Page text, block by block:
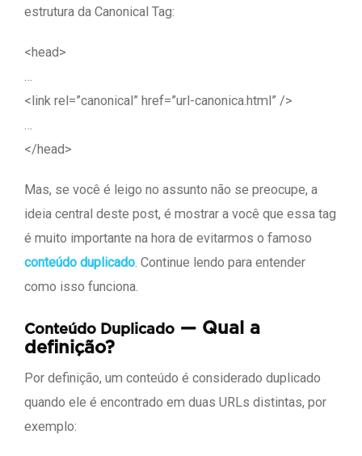
estrutura da Canonical Tag:
<head>
…
<link rel=”canonical” href=”url-canonica.html” />
…
</head>
Mas, se você é leigo no assunto não se preocupe, a
ideia central deste post, é mostrar a você que essa tag
é muito importante na hora de evitarmos o famoso
conteúdo duplicado. Continue lendo para entender
como isso funciona.
Conteúdo Duplicado — Qual a
definição?
Por definição, um conteúdo é considerado duplicado
quando ele é encontrado em duas URLs distintas, por
exemplo: